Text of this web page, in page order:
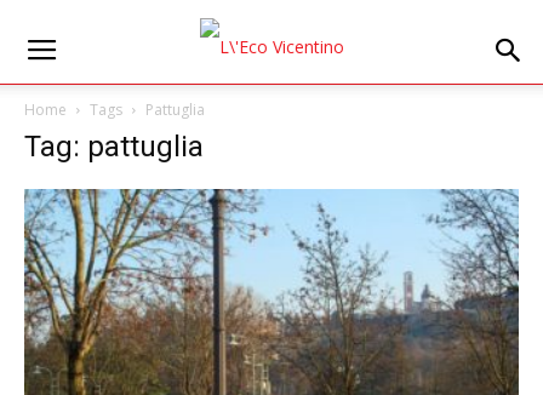
Home Tags Pattuglia
Tag: pattuglia